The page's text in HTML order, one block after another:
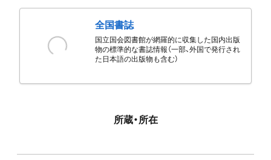
全国書誌
国立国会図書館が網羅的に収集した国内出版
物の標準的な書誌情報（一部、外国で発行され
た日本語の出版物も含む）
所蔵・所在